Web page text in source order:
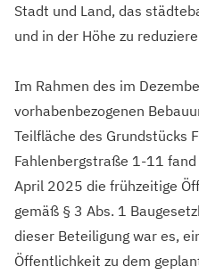
Stadt und Land, das
und in der Höhe zu
Im Rahmen des im
vorhabenbezogenen
Teilfläche des Grundstücks
Fahlenbergstraße 1-11
April 2025 die frühzeitige
gemäß § 3 Abs. 1
dieser Beteiligung war es,
Öffentlichkeit zu dem